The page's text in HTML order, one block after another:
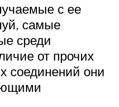
с ее
самые
среди
от прочих
соединений они